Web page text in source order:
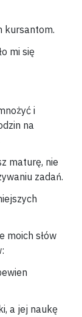
kursantom.
mi się
i
na
maturę, nie
zadań.
moich słów
a jej naukę